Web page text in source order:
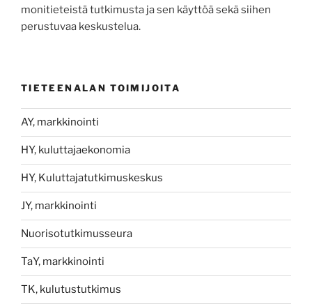
monitieteistä tutkimusta ja sen käyttöä sekä siihen
perustuvaa keskustelua.
TIETEENALAN TOIMIJOITA
AY, markkinointi
HY, kuluttajaekonomia
HY, Kuluttajatutkimuskeskus
JY, markkinointi
Nuorisotutkimusseura
TaY, markkinointi
TK, kulutustutkimus